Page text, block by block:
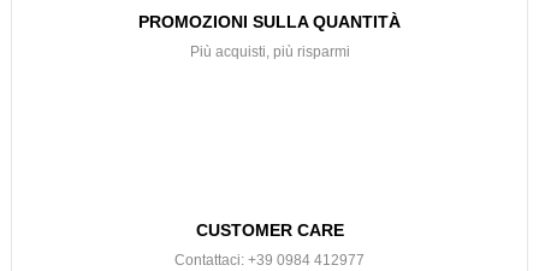
PROMOZIONI SULLA QUANTITÀ
Più acquisti, più risparmi
CUSTOMER CARE
Contattaci: +39 0984 412977